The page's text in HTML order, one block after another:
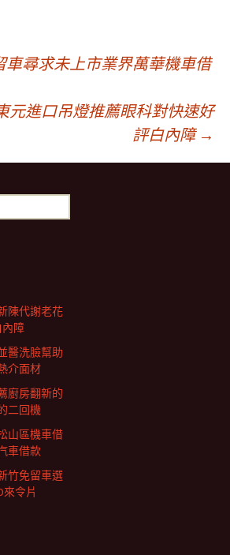
車尋求未上市業界萬華機車借
元進口吊燈推薦眼科對快速好
評白內障 →
陳代謝老花
內障
醫洗臉幫助
介面材
廚房翻新的
二回機
山區機車借
車借款
竹免留車選
來令片